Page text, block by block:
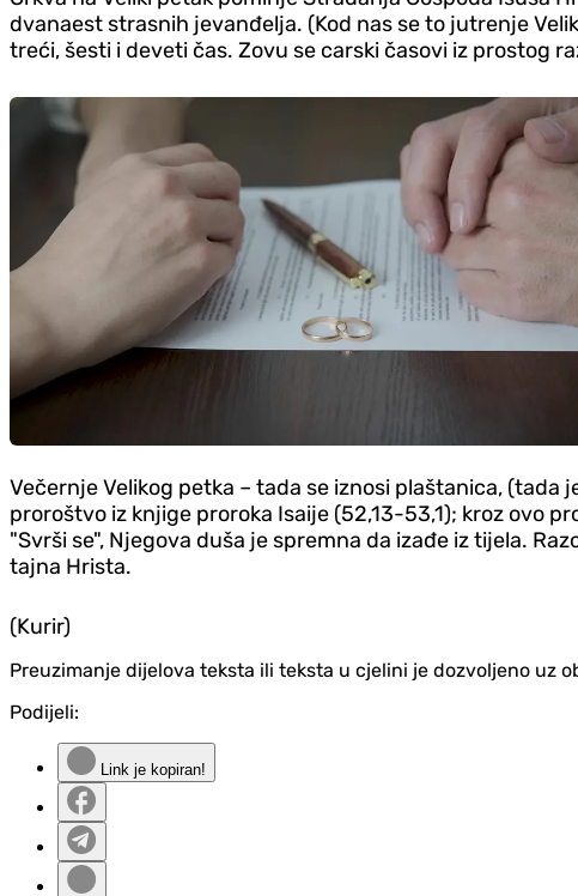
dvanaest strasnih jevanđelja. (Kod nas se to jutrenje
treći, šesti i deveti čas. Zovu se carski časovi iz prostog
Večernje Velikog petka – tada se iznosi plaštanica,
proroštvo iz knjige proroka Isaije (52,13-53,1); kroz ovo
"Svrši se", Njegova duša je spremna da izađe iz tijela.
tajna Hrista.
(Kurir)
Preuzimanje dijelova teksta ili teksta u cjelini je dozvoljeno uz
Podijeli:
Link je kopiran!